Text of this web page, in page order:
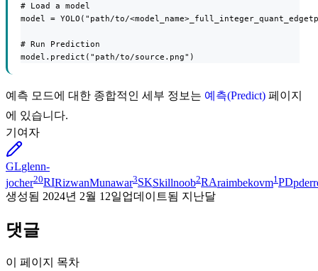
# Load a model
model = YOLO("path/to/
# Run Prediction
model.predict("path/to/source.png")
예측 모드에 대한 종합적인 세부 정보는 예측(Predict) 페이지
에 있습니다.
기여자
GLglenn-
jocher20RIRizwanMunawar3SKSkillnoob2RAraimbekovm1 PD
생성됨 2024년 2월 12일업데이트됨 지난달
댓글
이 페이지 목차